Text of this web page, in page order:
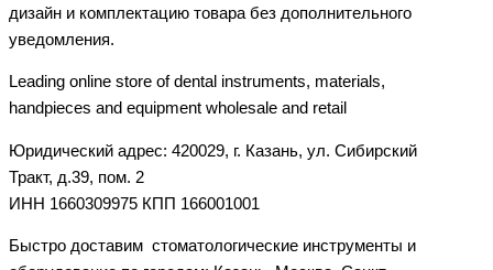
дизайн и комплектацию товара без дополнительного
уведомления.
Leading online store of dental instruments, materials,
handpieces and equipment wholesale and retail
Юридический адрес: 420029, г. Казань, ул. Сибирский
Тракт, д.39, пом. 2
ИНН 1660309975 КПП 166001001
Быстро доставим стоматологические инструменты и